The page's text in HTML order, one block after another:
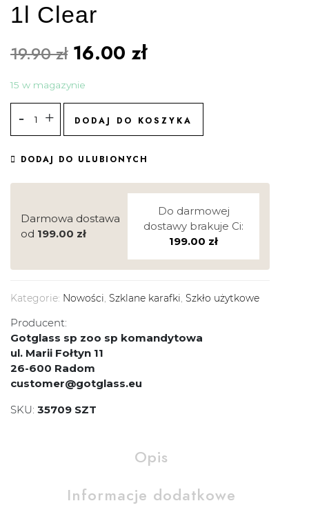
1l Clear
19.90zł 16.00 zł
15 w magazynie
DODAJ DO KOSZYKA
DODAJ DO ULUBIONYCH
Darmowa dostawa
od 199.00 zł
Do darmowej
dostawy brakuje Ci:
199.00 zł
Kategorie: Nowości Szklane karafki Szkło użytkowe
Producent:
Gotglass sp zoo sp komandytowa
ul. Marii Fołtyn 11
26-600 Radom
customer@gotglass.eu
SKU: 35709 SZT
Opis
Informacje dodatkowe